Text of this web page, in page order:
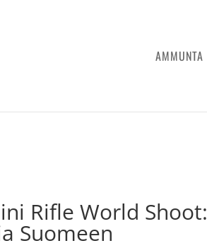
AMMUNTA
Rifle World Shoot:
Suomeen